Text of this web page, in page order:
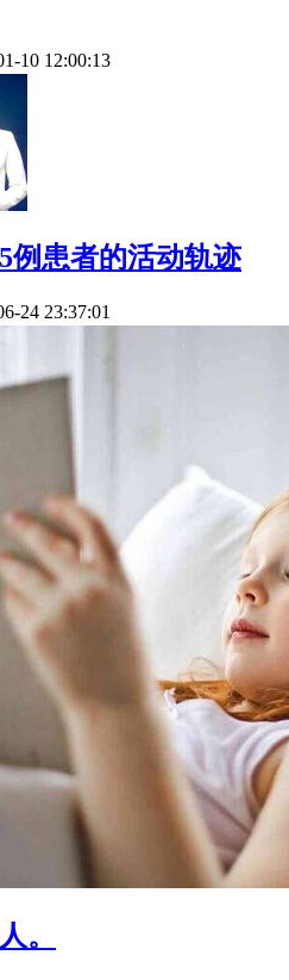
10 12:00:13
例患者的活动轨迹
24 23:37:01
。